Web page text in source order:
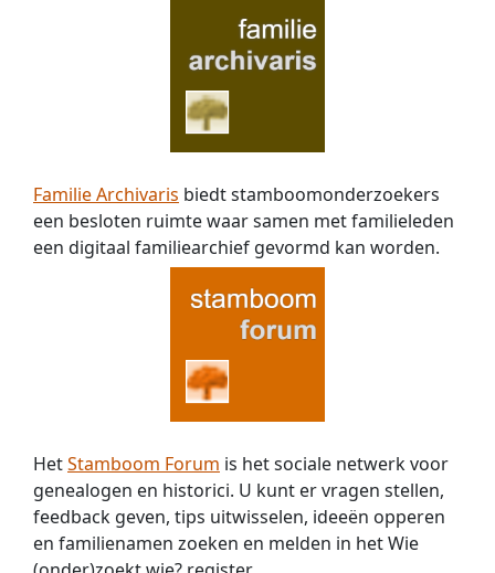
Familie Archivaris biedt stamboomonderzoekers
een besloten ruimte waar samen met familieleden
een digitaal familiearchief gevormd kan worden.
HetStamboom Forum is het sociale netwerk voor
genealogen en historici. U kunt er vragen stellen,
feedback geven, tips uitwisselen, ideeën opperen
en familienamen zoeken en melden in het Wie